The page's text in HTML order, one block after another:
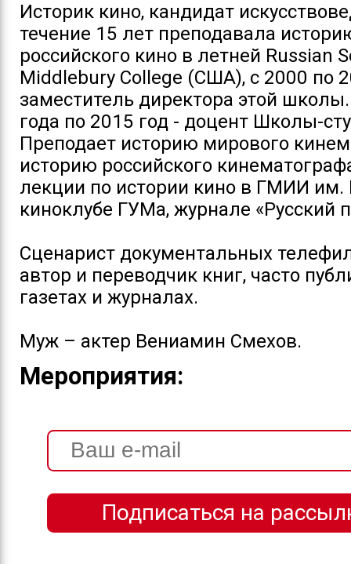
Историк кино, кандидат
течение 15 лет преподавала
российского кино в летней Russian
Middlebury College (США), с 2000 по
заместитель директора этой
года по 2015 год - доцент Школы-
Преподает историю мирового
историю российского
лекции по истории кино в ГМИИ им.
киноклубе ГУМа, журнале «Русский
Сценарист документальных
автор и переводчик книг, часто
газетах и журналах.
Муж – актер Вениамин Смехов.
Мероприятия: